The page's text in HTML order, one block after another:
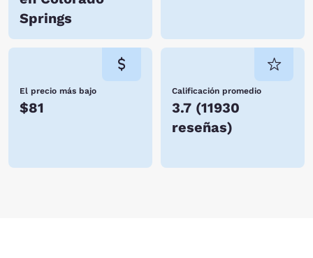
Springs
El precio más bajo
$81
Calificación promedio
3.7 (11930
reseñas)